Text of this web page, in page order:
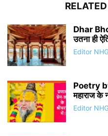
Dhar
उतना ही
Editor
Poetry
महाराज के
Editor